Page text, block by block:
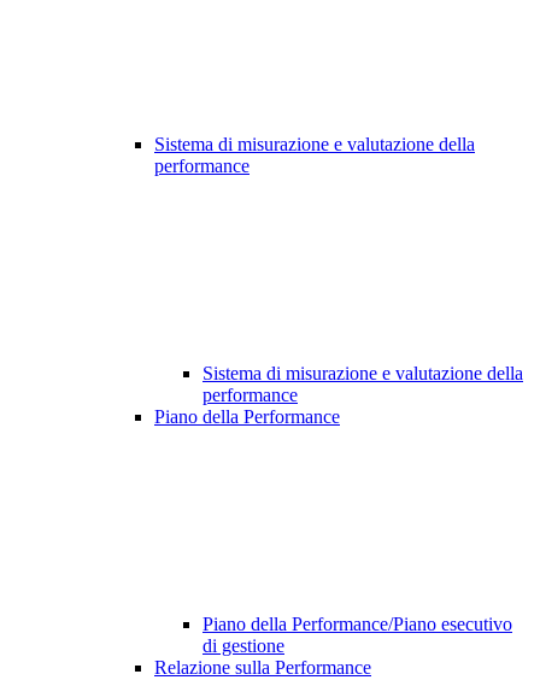
Sistema di misurazione e valutazione della
performance
Sistema di misurazione e valutazione della
performance
Piano della Performance
Piano della Performance/Piano esecutivo
di gestione
Relazione sulla Performance